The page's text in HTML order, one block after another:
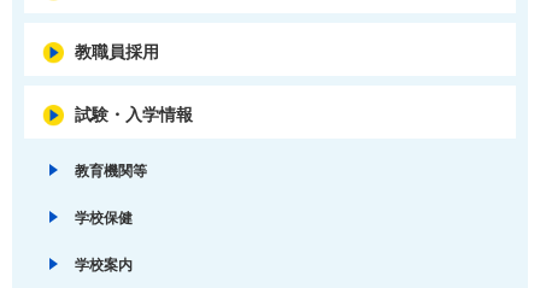
教職員採用
試験・入学情報
教育機関等
学校保健
学校案内